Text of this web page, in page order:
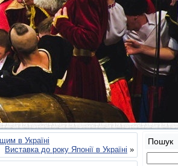
в Україні
Виставка до року Японії в Україні »
Пошук